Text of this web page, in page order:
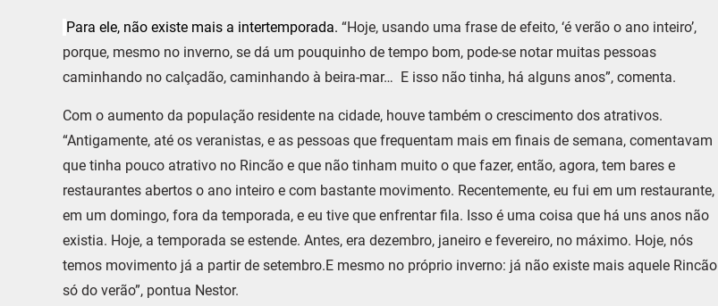
Para ele, não existe mais a intertemporada. “Hoje, usando uma frase de efeito, ‘é verão o ano inteiro’,
porque, mesmo no inverno, se dá um pouquinho de tempo bom, pode-se notar muitas pessoas
caminhando no calçadão, caminhando à beira-mar… E isso não tinha, há alguns anos”, comenta.
Com o aumento da população residente na cidade, houve também o crescimento dos atrativos.
“Antigamente, até os veranistas, e as pessoas que frequentam mais em finais de semana, comentavam
que tinha pouco atrativo no Rincão e que não tinham muito o que fazer, então, agora, tem bares e
restaurantes abertos o ano inteiro e com bastante movimento. Recentemente, eu fui em um restaurante,
em um domingo, fora da temporada, e eu tive que enfrentar fila. Isso é uma coisa que há uns anos não
existia. Hoje, a temporada se estende. Antes, era dezembro, janeiro e fevereiro, no máximo. Hoje, nós
temos movimento já a partir de setembro.E mesmo no próprio inverno: já não existe mais aquele Rincão
só do verão”, pontua Nestor.